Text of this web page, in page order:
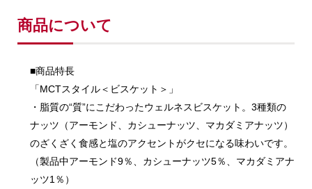
商品について
■商品特長
「MCTスタイル＜ビスケット＞」
・脂質の“質”にこだわったウェルネスビスケット。3種類の
ナッツ（アーモンド、カシューナッツ、マカダミアナッツ）
のざくざく食感と塩のアクセントがクセになる味わいです。
（製品中アーモンド9％、カシューナッツ5％、マカダミアナ
ッツ1％）